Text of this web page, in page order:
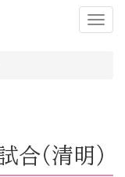
合（清明）